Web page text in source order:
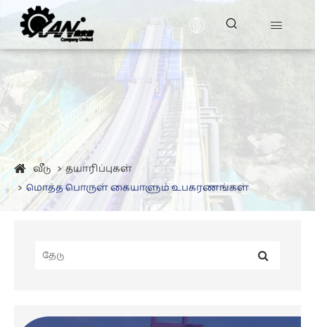
 
வீடு
தயாரிப்புகள்
மொத்த பொருள் கையாளும் உபகரணங்கள்